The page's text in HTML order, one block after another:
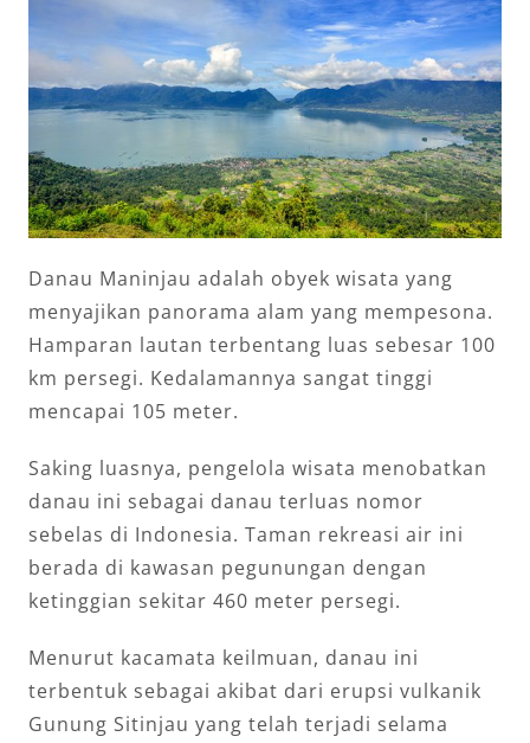
Danau Maninjau adalah obyek wisata yang
menyajikan panorama alam yang mempesona.
Hamparan lautan terbentang luas sebesar 100
km persegi. Kedalamannya sangat tinggi
mencapai 105 meter.
Saking luasnya, pengelola wisata menobatkan
danau ini sebagai danau terluas nomor
sebelas di Indonesia. Taman rekreasi air ini
berada di kawasan pegunungan dengan
ketinggian sekitar 460 meter persegi.
Menurut kacamata keilmuan, danau ini
terbentuk sebagai akibat dari erupsi vulkanik
Gunung Sitinjau yang telah terjadi selama